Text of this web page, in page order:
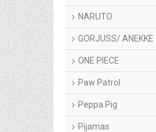
NARUTO
GORJUSS/ ANEKKE
ONE PIECE
Paw Patrol
Peppa Pig
Pijamas